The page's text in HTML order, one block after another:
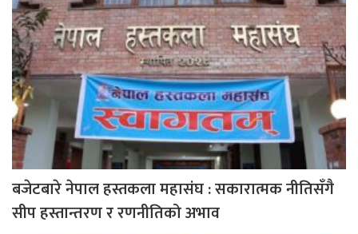
बजेटबारे नेपाल हस्तकला महासंघ : सकारात्मक नीतिसँगै
सीप हस्तान्तरण र रणनीतिको अभाव